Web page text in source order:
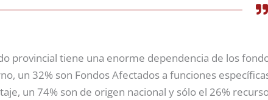
provincial tiene una enorme dependencia de los
un 32% son Fondos Afectados a funciones
un 74% son de origen nacional y sólo el 26%